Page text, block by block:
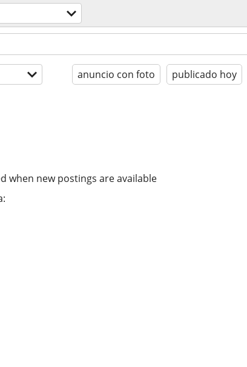
anuncio con foto publicado hoy
when new postings are available